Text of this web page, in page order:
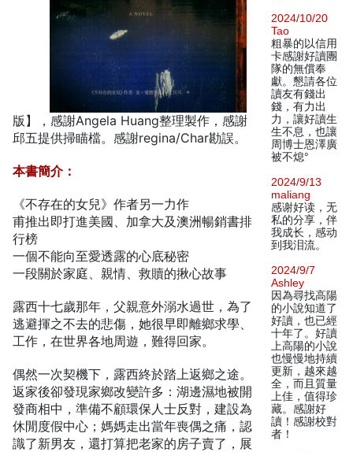
版】，感謝Angela Huang整理製作，感謝
邱五提供掃瞄檔。感謝regina/Char勘誤。
本書簡介：
《不存在的女兒》作者另一力作
甫推出即打進美國、加拿大及澳洲暢銷書排
行榜
一個不能向至愛透露的心底秘密
一段關於家庭、親情、救贖的揪心故事
露西十七歲那年，父親意外溺水過世，為了
逃避揮之不去的悲傷，她很早即離鄉求學、
工作，在世界各地周遊，難得回家。
偶然一次契機下，露西終於踏上返鄉之途。
返家後卻發現家鄉改變許多：湖邊濕地被開
發商相中，準備不顧環保人士反對，建設為
休閒度假中心；媽媽走出當年喪偶之痛，認
識了新男友，還打算把老家的房子賣了，展
2024/10/20
Tao
粗暴的以信用
卡感謝好讀團
隊的無償奉
獻。懇請各位
讀友有錢出
錢，有力出
力，讓好讀生
生不息，也讓
周博士恩澤廣
被不熄°
2024/9/13
maliang
感谢好读，无
私的分享，伴
我成长，感动
到我泪流。
2024/9/7
Ashley
因為尋找高陽
的小說知道了
好讀，也已經
十年了。好讀
上高陽的小說
也慢慢地持續
更新，越來越
全，而且質量
上佳，值得珍
藏。感謝好
讀！感謝校對
者！